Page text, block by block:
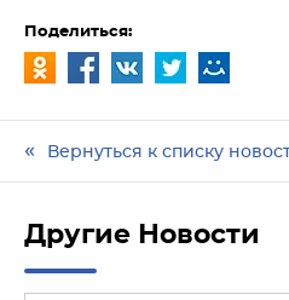
Поделиться:
Вернуться к списку
Другие Новости